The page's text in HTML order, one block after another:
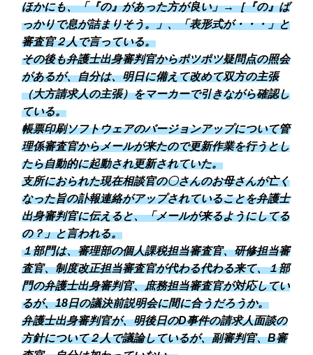
ほかにも、「『の』があった方が良い」→［『の』ば
っかりで息が詰まりそう。」、「表形式が・・・」と
審査官２人で言っている。
その後も弁護士出身審判官からポツポツ疑問点の照会
があるが、自分は、明日に備えて改めて双方の主張
（大方請求人の主張）をマーカーで引きながら確認し
ている。
帳票印刷ソフトウェアのバージョンアップについて管
理係審査官からメールが来たので更新作業を行うとし
たら自動的に起動され更新されていた。
支所におられた現在相談官の〇さんのお母さんが亡く
なった旨の訃報連絡がアップされていることを弁護士
出身審判官に伝えると、「メールが来るようにしてる
の？」と言われる。
１部門は、審理部の個人課税担当審査官、研修担当審
査官、制度改正担当審査官が代わる代わる来て、１部
門の弁護士出身審判官、庶務担当審査官が対応してい
るが、18日の議決前説明会に間に合うだろうか。
弁護士出身審判官が、明後日のD事件の請求人面談の
方針について２人で議論しているが、副審判官、B審